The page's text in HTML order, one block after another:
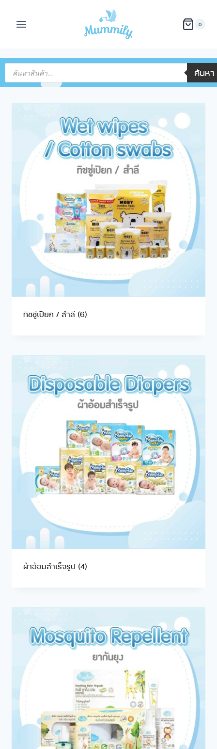
0
ค้นหา
ทิชชู่เปียก / สำลี (6)
ผ้าอ้อมสำเร็จรูป (4)